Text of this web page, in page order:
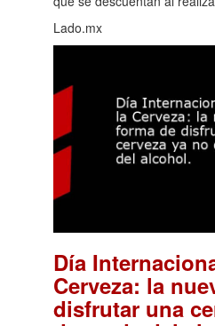
Lado.mx
Día
Cerveza: la
disfrutar una